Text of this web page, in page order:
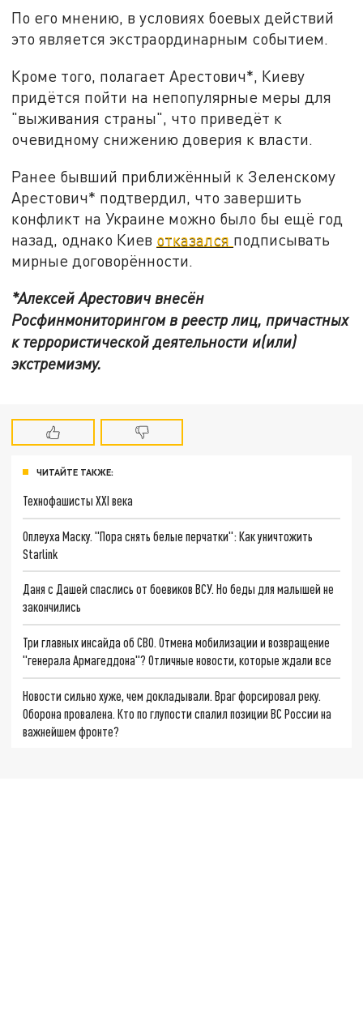
По его мнению, в условиях боевых действий
это является экстраординарным событием.
Кроме того, полагает Арестович*, Киеву
придётся пойти на непопулярные меры для
"выживания страны", что приведёт к
очевидному снижению доверия к власти.
Ранее бывший приближённый к Зеленскому
Арестович* подтвердил, что завершить
конфликт на Украине можно было бы ещё год
назад, однако Киев отказался подписывать
мирные договорённости.
*Алексей Арестович внесён
Росфинмониторингом в реестр лиц, причастных
к террористической деятельности и(или)
экстремизму.
ЧИТАЙТЕ ТАКЖЕ:
Технофашисты XXI века
Оплеуха Маску. "Пора снять белые перчатки": Как уничтожить
Starlink
Даня с Дашей спаслись от боевиков ВСУ. Но беды для малышей не
закончились
Три главных инсайда об СВО. Отмена мобилизации и возвращение
"генерала Армагеддона"? Отличные новости, которые ждали все
Новости сильно хуже, чем докладывали. Враг форсировал реку.
Оборона провалена. Кто по глупости спалил позиции ВС России на
важнейшем фронте?